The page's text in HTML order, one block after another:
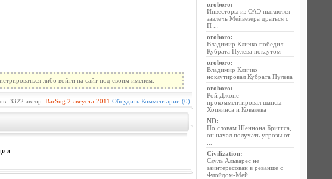
либо войти на сайт под своим именем.
3322 автор: BarSug 2 августа 2011 Обсудить Комментарии (0)
oroboro:
Инвесторы из ОАЭ пытаются
завлечь Мейвезера драться с
П ...
oroboro:
Владимир Кличко победил
Кубрата Пулева нокаутом
oroboro:
Владимир Кличко
нокаутировал Кубрата Пулева
oroboro:
Рой Джонс
прокомментировал шансы
Хопкинса и Ковалева
ND:
По словам Шеннона Бриггса,
он начал получать угрозы от
Civilization:
Сауль Альварес не
заинтересован в реванше с
Флойдом-Мей ...